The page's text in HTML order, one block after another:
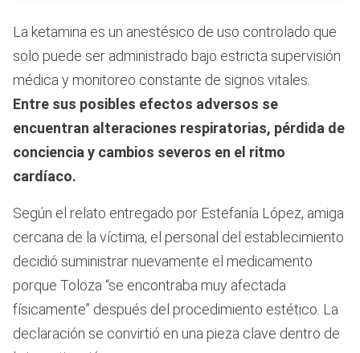
La ketamina es un anestésico de uso controlado que
solo puede ser administrado bajo estricta supervisión
médica y monitoreo constante de signos vitales.
Entre sus posibles efectos adversos se
encuentran alteraciones respiratorias, pérdida de
conciencia y cambios severos en el ritmo
cardíaco.
Según el relato entregado por Estefanía López, amiga
cercana de la víctima, el personal del establecimiento
decidió suministrar nuevamente el medicamento
porque Toloza “se encontraba muy afectada
físicamente” después del procedimiento estético. La
declaración se convirtió en una pieza clave dentro de